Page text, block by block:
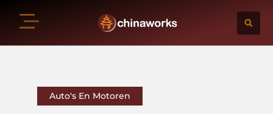
Auto's En Motoren